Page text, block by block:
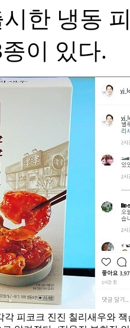
시한 냉동
이 있다.
각 피코크 진진 칠리새우와